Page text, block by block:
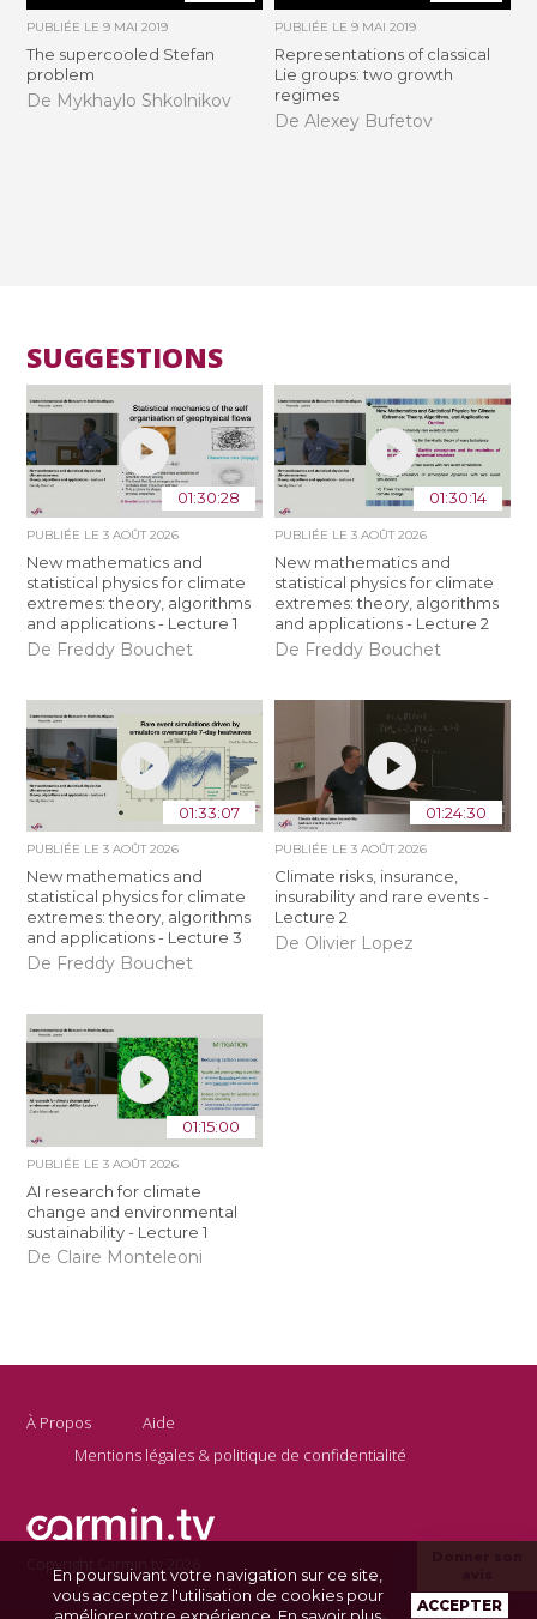
PUBLIÉE LE9 MAI 2019
The supercooled Stefan
problem
De Mykhaylo Shkolnikov
PUBLIÉE LE 9 MAI 2019
Representations of classical
Lie groups: two growth
regimes
De Alexey Bufetov
SUGGESTIONS
01:30:28
PUBLIÉE LE3 AOÛT 2026
New mathematics and
statistical physics for climate
extremes: theory, algorithms
and applications - Lecture 1
De Freddy Bouchet
01:30:14
PUBLIÉE LE 3 AOÛT 2026
New mathematics and
statistical physics for climate
extremes: theory, algorithms
and applications - Lecture 2
De Freddy Bouchet
01:33:07
PUBLIÉE LE3 AOÛT 2026
New mathematics and
statistical physics for climate
extremes: theory, algorithms
and applications - Lecture 3
De Freddy Bouchet
01:24:30
PUBLIÉE LE 3 AOÛT 2026
Climate risks, insurance,
insurability and rare events -
Lecture 2
De Olivier Lopez
01:15:00
PUBLIÉE LE3 AOÛT 2026
AI research for climate
change and environmental
sustainability - Lecture 1
De Claire Monteleoni
À Propos
Aide
Mentions légales & politique de confidentialité
En poursuivant votre navigation sur ce site,
vous acceptez l'utilisation de cookies pour
améliorer votre expérience. En savoir plus
ACCEPTER